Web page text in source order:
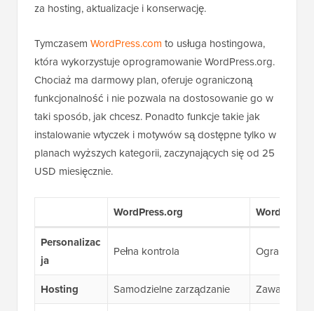
za hosting, aktualizacje i konserwację.
Tymczasem WordPress.com to usługa hostingowa,
która wykorzystuje oprogramowanie WordPress.org.
Chociaż ma darmowy plan, oferuje ograniczoną
funkcjonalność i nie pozwala na dostosowanie go w
taki sposób, jak chcesz. Ponadto funkcje takie jak
instalowanie wtyczek i motywów są dostępne tylko w
planach wyższych kategorii, zaczynających się od 25
USD miesięcznie.
WordPress.org
Personalizac
ja
Pełna kontrola
Hosting Samodzielne zarządzanie
Zawarte we